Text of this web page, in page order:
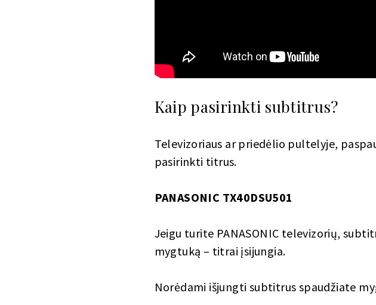
Kaip pasirinkti subtitrus?
Televizoriaus ar priedėlio pultelyje,
pasirinkti titrus.
PANASONIC TX40DSU501
Jeigu turite PANASONIC televizorių,
mygtuką – titrai įsijungia.
Norėdami išjungti subtitrus spaudžiate